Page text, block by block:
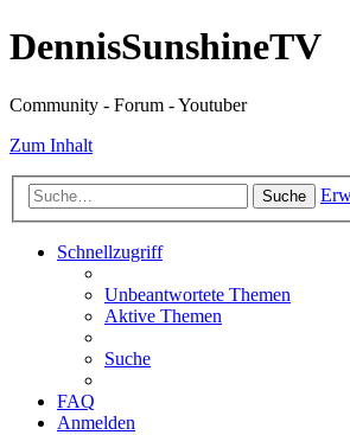
DennisSunshineTV
Community - Forum - Youtuber
Zum Inhalt
Suche
Schnellzugriff
Unbeantwortete Themen
Aktive Themen
Suche
FAQ
Anmelden